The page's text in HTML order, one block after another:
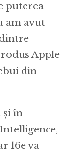
puterea
am avut
Apple
din
și în
16e va